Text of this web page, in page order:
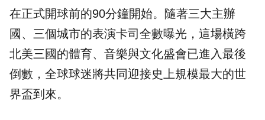
在正式開球前的90分鐘開始。隨著三大主辦
國、三個城市的表演卡司全數曝光，這場橫跨
北美三國的體育、音樂與文化盛會已進入最後
倒數，全球球迷將共同迎接史上規模最大的世
界盃到來。